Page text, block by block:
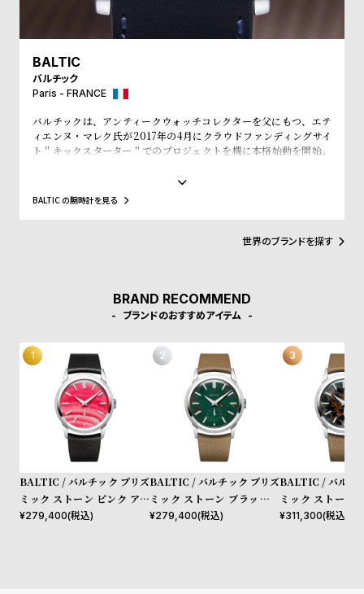
証
ー
BALTIC
バルチック
Paris - FRANCE
バルチックは、アンティークウォッチコレクターを父にもつ、エテ
ィエンヌ・マレク氏が2017年の4月にクラウドファンディングサイ
ト＂キックスターター＂でのプロジェクトを機に本格始動を開始。
200個の時計も45分で完売させるほどの勢いだ。バルチックのコレ
クションは、マレク氏の父が残したアンティークコレクションから
インスピレーションを得ていることが特徴。ラインナップされてい
る時計はいずれも絶妙な雰囲気を醸し出し、アンティークと見紛う
BALTIC の腕時計を見る
世界のブランドを探す
BRAND RECOMMEND
ブランドのおすすめアイテム
BALTIC / バルチック プリズ
ミック ストーン ピンク アル
バイト シグネチャー カーブ
¥279,400(税込)
BALTIC / バルチック プリズ
ミック ストーン ブラッドス
トーン シグネチャー カーブ
¥279,400(税込)
BALTIC / バルチ
ミック ストーン
イト シグネチャ
¥311,300(税込)